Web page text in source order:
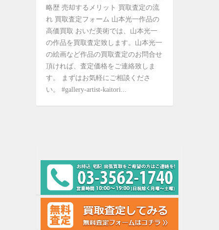
略歴 売却するメリット 買取査定の流
れ 買取査定フォーム 山本光一作品の
高価買取 おいだ美術では、山本光一
の作品を買取査定致します。山本光一
の絵画など作品の買取査定のお問合せ
頂ければ、査定価格をご連絡致しま
す。 まずはお気軽にご相談くださ
い。 #gallery-artist-kaitori...